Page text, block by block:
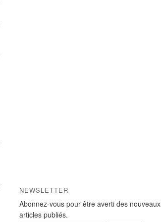
NEWSLETTER
Abonnez-vous pour être averti des nouveaux
articles publiés.